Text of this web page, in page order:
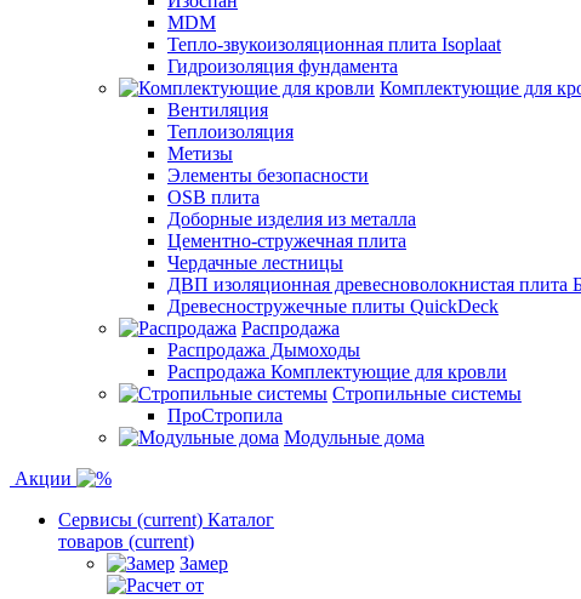
MDM
Тепло-звукоизоляционная плита Isoplaat
Гидроизоляция фундамента
Комплектующие для
Вентиляция
Теплоизоляция
Метизы
Элементы безопасности
OSB плита
Доборные изделия из металла
Цементно-стружечная плита
Чердачные лестницы
ДВП изоляционная древесноволокнистая плита
Древесностружечные плиты QuickDeck
Распродажа
Распродажа Дымоходы
Распродажа Комплектующие для кровли
Стропильные системы
ПроСтропила
Модульные дома
Акции
Сервисы (current) Каталог
товаров (current)
Замер